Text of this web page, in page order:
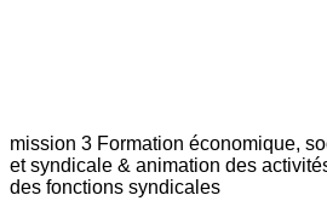
mission 3 Formation économique,
et syndicale & animation des
des fonctions syndicales